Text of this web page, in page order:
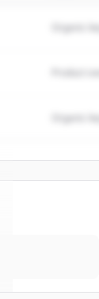
Organic
Organic